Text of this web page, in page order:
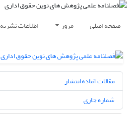
صفحه اصلی مرور اطلاعات نشریه
مقالات آماده انتشار
شماره جاری